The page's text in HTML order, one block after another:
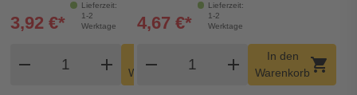
Lieferzeit:
1-2
Werktage
3,92 €*
remove add
Warenkorb
shopping_cart
Lieferzeit:
1-2
Werktage
4,67 €*
remove
Produkt Warenkorb
add
In den
Warenkorbshopping_cart